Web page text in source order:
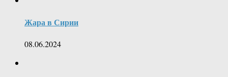
Жара в Сирии
08.06.2024